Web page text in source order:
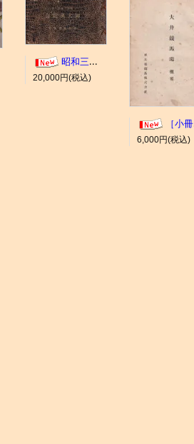
昭和三年十一月 御大典記念
20,000円(税込)
［小冊子］大井競馬場 概要
6,000円(税込)